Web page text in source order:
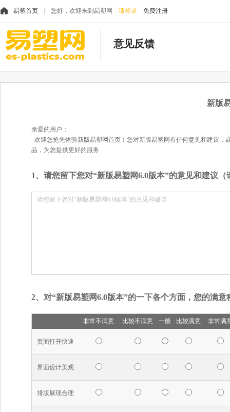
易塑首页 您好，欢迎来到易塑网 请登录 免费注册
意见反馈
新版
亲爱的用户：
欢迎您抢先体验新版易塑网首页！您对新版易塑网有任何意见和建议
品，为您提供更好的服务
1、请您留下您对“新版易塑网6.0版本”的意见和建议（
2、对“新版易塑网6.0版本”的一下各个方面，您的满
非常不满意 比较不满意 一般 比较满意 非常满
页面打开快速
界面设计美观
排版展现合理